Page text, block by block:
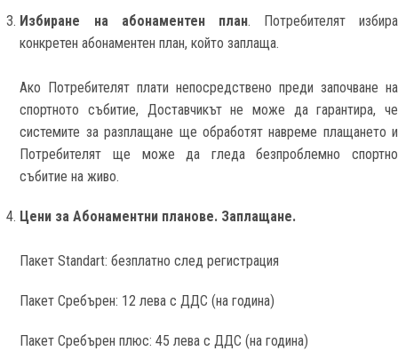
Избиране на абонаментен план. Потребителят избира
конкретен абонаментен план, който заплаща.
Ако Потребителят плати непосредствено преди започване на
спортното събитие, Доставчикът не може да гарантира, че
системите за разплащане ще обработят навреме плащането и
Потребителят ще може да гледа безпроблемно спортно
събитие на живо.
Цени за Абонаментни планове. Заплащане.
Пакет Standart: безплатно след регистрация
Пакет Сребърен: 12 лева с ДДС (на година)
Пакет Сребърен плюс: 45 лева с ДДС (на година)